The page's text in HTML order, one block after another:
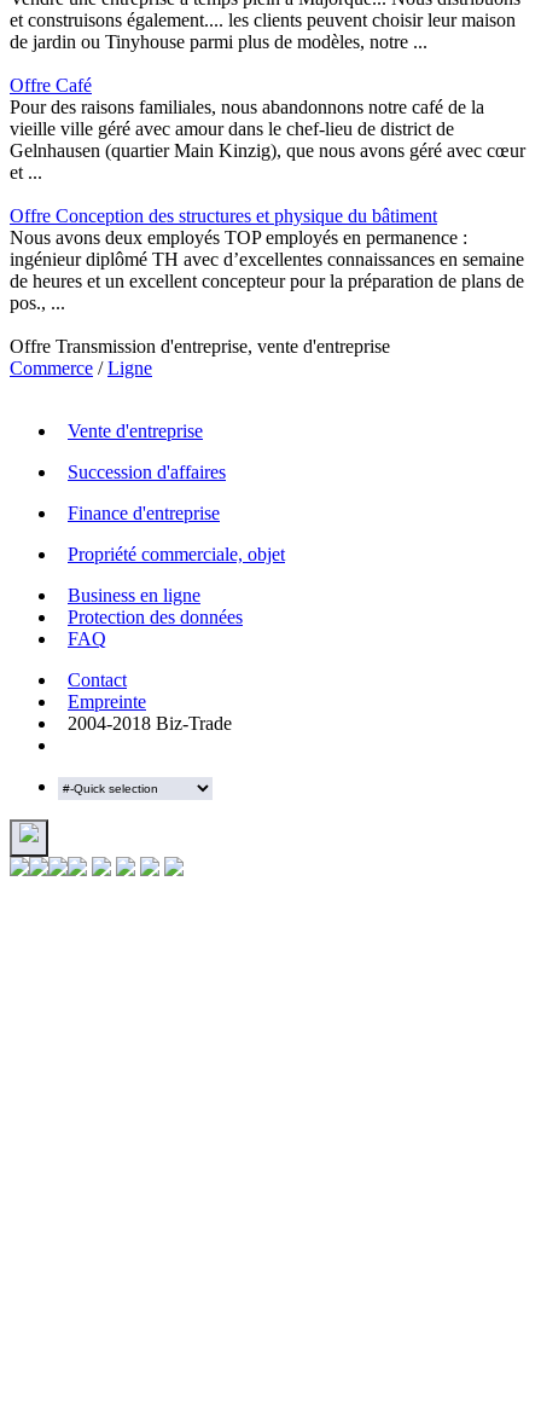
et construisons également.... les clients peuvent choisir leur maison
de jardin ou Tinyhouse parmi plus de modèles, notre ...
Offre Café
Pour des raisons familiales, nous abandonnons notre café de la
vieille ville géré avec amour dans le chef-lieu de district de
Gelnhausen (quartier Main Kinzig), que nous avons géré avec cœur
et ...
Offre Conception des structures et physique du bâtiment
Nous avons deux employés TOP employés en permanence :
ingénieur diplômé TH avec d’excellentes connaissances en semaine
de heures et un excellent concepteur pour la préparation de plans de
pos., ...
Offre Transmission d'entreprise, vente d'entreprise
Commerce /Ligne
Vente d'entreprise
Succession d'affaires
Finance d'entreprise
Propriété commerciale, objet
Business en ligne
Protection des données
FAQ
Contact
Empreinte
2004-2018 Biz-Trade